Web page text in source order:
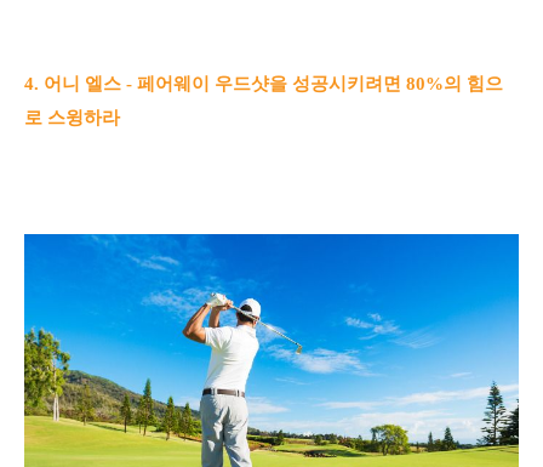
4. 어니 엘스 - 페어웨이 우드샷을 성공시키려면 80%의 힘으
로 스윙하라